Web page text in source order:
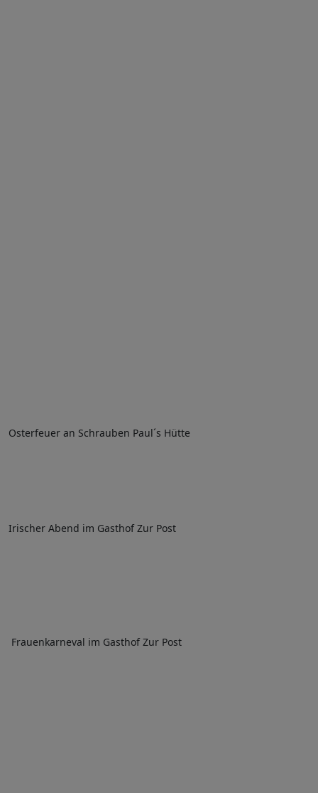
Osterfeuer an Schrauben Paul´s Hütte
Irischer Abend im Gasthof Zur Post
Frauenkarneval im Gasthof Zur Post